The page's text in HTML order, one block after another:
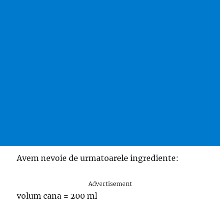
Avem nevoie de urmatoarele ingrediente:
Advertisement
volum cana = 200 ml